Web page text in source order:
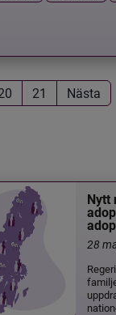
21 Nästa
Nytt
28